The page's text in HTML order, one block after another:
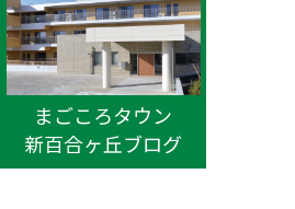
まごころタウン
新百合ヶ丘ブログ